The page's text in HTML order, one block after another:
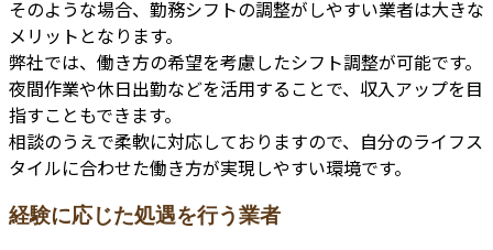
そのような場合、勤務シフトの調整がしやすい業者は大きな
メリットとなります。
弊社では、働き方の希望を考慮したシフト調整が可能です。
夜間作業や休日出勤などを活用することで、収入アップを目
指すこともできます。
相談のうえで柔軟に対応しておりますので、自分のライフス
タイルに合わせた働き方が実現しやすい環境です。
経験に応じた処遇を行う業者